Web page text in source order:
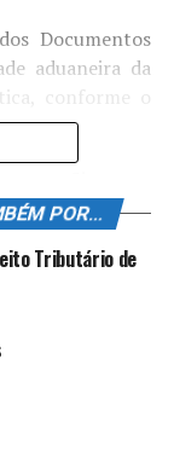
Documentos
aduaneira da
conforme o
DTA com os
da DTA com o
Manual de
na Internet,
Documentos e
a
POR...
Tributário de